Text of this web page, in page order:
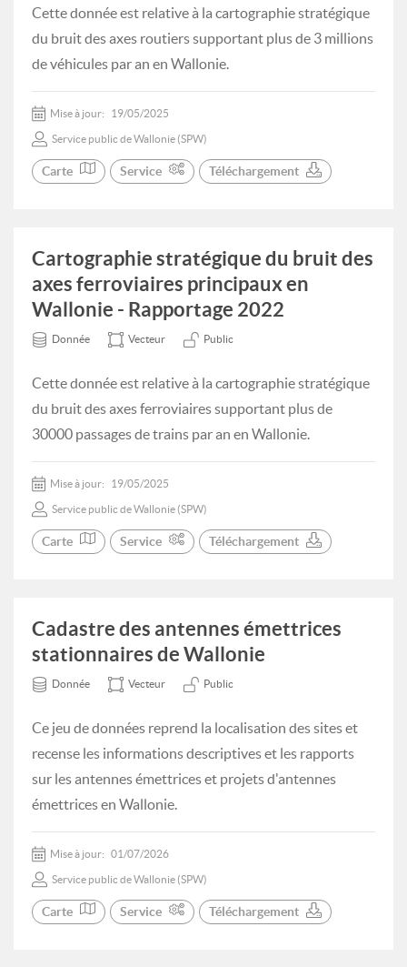
Cette donnée est relative à la cartographie stratégique
du bruit des axes routiers supportant plus de 3 millions
de véhicules par an en Wallonie.
Mise à jour: 19/05/2025
Service public de Wallonie (SPW)
Carte Service Téléchargement
Cartographie stratégique du bruit des
axes ferroviaires principaux en
Wallonie - Rapportage 2022
Donnée Vecteur Public
Cette donnée est relative à la cartographie stratégique
du bruit des axes ferroviaires supportant plus de
30000 passages de trains par an en Wallonie.
Mise à jour: 19/05/2025
Service public de Wallonie (SPW)
Carte Service Téléchargement
Cadastre des antennes émettrices
stationnaires de Wallonie
Donnée Vecteur Public
Ce jeu de données reprend la localisation des sites et
recense les informations descriptives et les rapports
sur les antennes émettrices et projets d'antennes
émettrices en Wallonie.
Mise à jour: 01/07/2026
Service public de Wallonie (SPW)
Carte Service Téléchargement